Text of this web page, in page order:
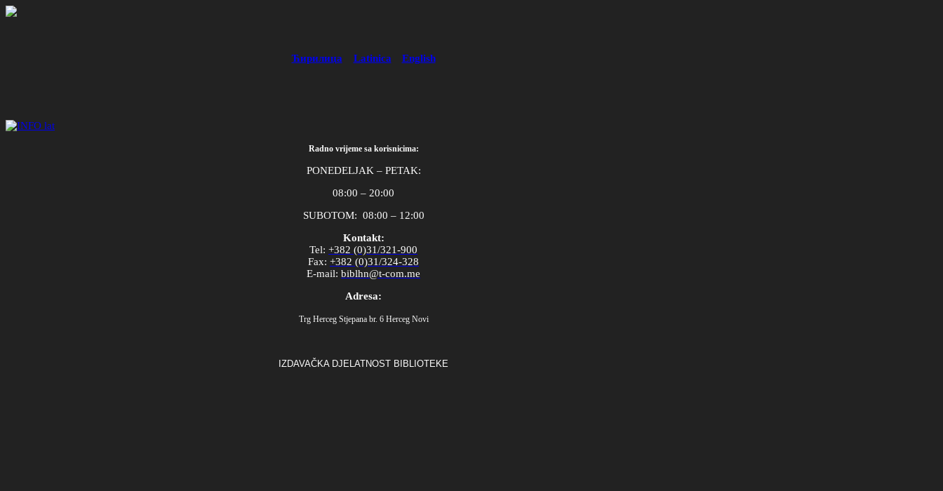
Ћирилица Latinica English
Radno vrijeme sa korisnicima:
PONEDELJAK – PETAK:
08:00 – 20:00
SUBOTOM: 08:00 – 12:00
Kontakt:
Tel: +382 (0)31/321-900
Fax: +382 (0)31/324-328
E-mail: biblhn@t-com.me
Adresa:
Trg Herceg Stjepana br. 6 Herceg Novi
IZDAVAČKA DJELATNOST BIBLIOTEKE